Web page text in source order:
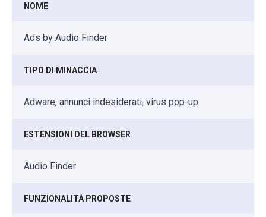
NOME
Ads by Audio Finder
TIPO DI MINACCIA
Adware, annunci indesiderati, virus pop-up
ESTENSIONI DEL BROWSER
Audio Finder
FUNZIONALITÀ PROPOSTE